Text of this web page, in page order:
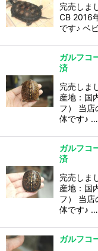
完売しま
CB 2016
です♪ ベ
ガルフコ
済
完売しま
産地：国
フ） 当店
体です♪ …
ガルフコ
済
完売しま
産地：国
フ） 当店
体です♪ …
ガルフコ